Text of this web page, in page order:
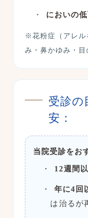
においの
※花粉症（アレル
み・鼻かゆみ・目
受診の
安：
当院受診をお
12週間
年に4回
は治るが